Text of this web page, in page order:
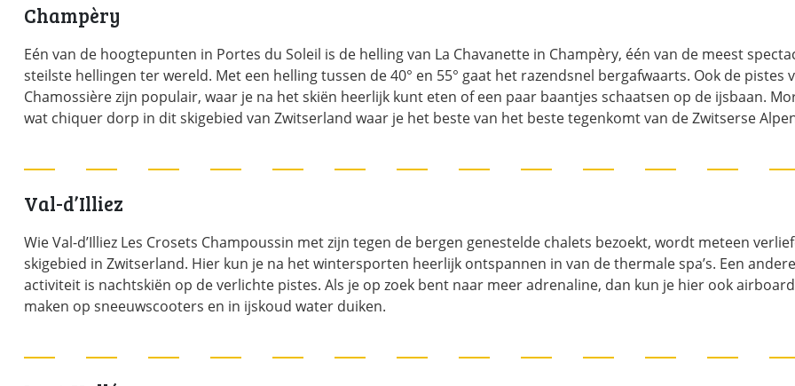
Champèry
Eén van de hoogtepunten in Portes du Soleil is de helling van La Chavanette in Champèry, één van de meest
steilste hellingen ter wereld. Met een helling tussen de 40° en 55° gaat het razendsnel bergafwaarts. Ook de pistes
Chamossière zijn populair, waar je na het skiën heerlijk kunt eten of een paar baantjes schaatsen op de ijsbaan.
wat chiquer dorp in dit skigebied van Zwitserland waar je het beste van het beste tegenkomt van de Zwitserse
Val-d’Illiez
Wie Val-d’Illiez Les Crosets Champoussin met zijn tegen de bergen genestelde chalets bezoekt, wordt meteen
skigebied in Zwitserland. Hier kun je na het wintersporten heerlijk ontspannen in van de thermale spa’s. Een
activiteit is nachtskiën op de verlichte pistes. Als je op zoek bent naar meer adrenaline, dan kun je hier ook
maken op sneeuwscooters en in ijskoud water duiken.